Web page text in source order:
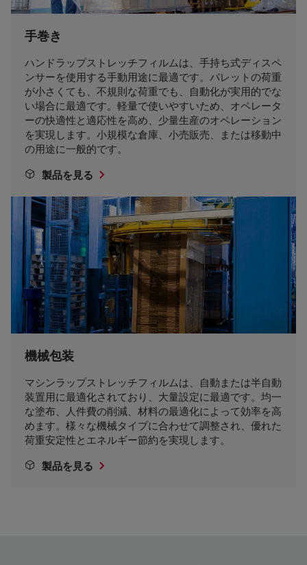
手巻き
ハンドラップストレッチフィルムは、手持ち式ディスペ
ンサーを使用する手動用途に最適です。パレットの荷重
が小さくても、不規則な荷重でも、自動化が実用的でな
い場合に最適です。軽量で使いやすいため、オペレータ
ーの快適性と適応性を高め、少量生産のオペレーション
を実現します。小規模な倉庫、小売販売、または移動中
の用途に一般的です。
製品を見る
機械包装
マシンラップストレッチフィルムは、自動または半自動
装置用に最適化されており、大量設定に最適です。均一
な塗布、人件費の削減、材料の最適化によって効率を高
めます。様々な機械タイプに合わせて調整され、優れた
荷重安定性とエネルギー節約を実現します。
製品を見る